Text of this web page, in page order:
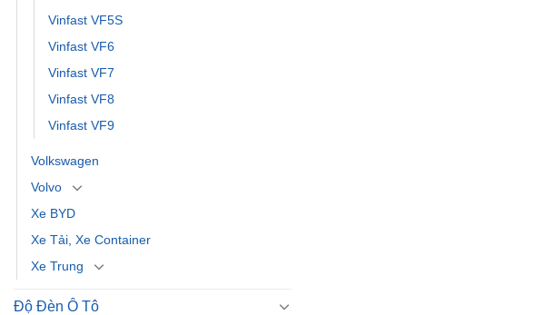
Vinfast VF5S
Vinfast VF6
Vinfast VF7
Vinfast VF8
Vinfast VF9
Volkswagen
Volvo
Xe BYD
Xe Tải, Xe Container
Xe Trung
Độ Đèn Ô Tô